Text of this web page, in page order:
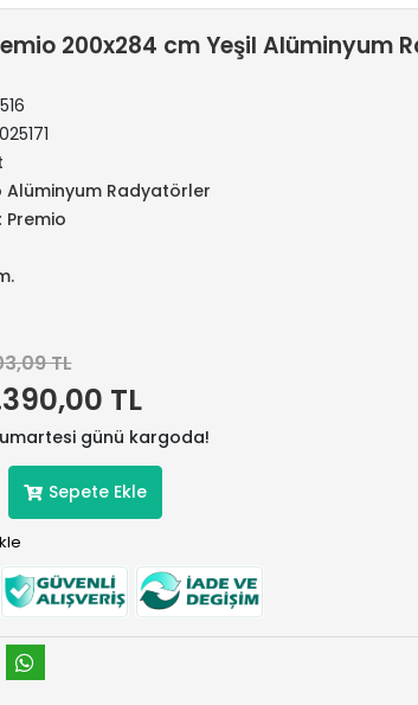
200x284 cm Yeşil Alüminyum
Alüminyum Radyatörler
Premio
TL
TL
günü kargoda!
Sepete Ekle